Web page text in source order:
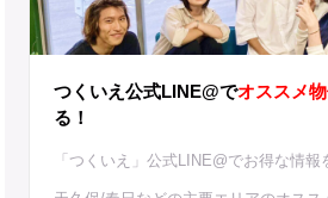
つくいえ公式LINE@でオススメ
る！
「つくいえ」公式LINE@でお得な情報